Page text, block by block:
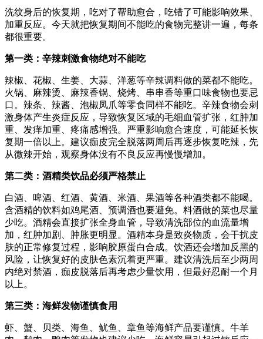
洗纹身后的恢复期，吃对了帮助愈合，吃错了可能影响效果、
加重反应。今天就把恢复期间不能吃的食物完整讲一遍，每条
都很重要。
第一类：辛辣刺激食物绝对不能吃
辣椒、花椒、生姜、大蒜、洋葱等辛辣调料做的菜都不能吃。
火锅、麻辣烫、麻辣香锅、烧烤、串串香等重口味食物也要忌
口。辣条、辣酱、泡椒凤爪等零食同样不能吃。辛辣食物会刺
激身体产生炎症反应，导致恢复区域的毛细血管扩张，红肿加
重、发痒加重、疼痛感增强。严重影响愈合速度，可能延长恢
复期一倍以上。建议痂皮完全脱落两周后再逐步恢复吃辣，先
从微辣开始，观察身体没有不良反应再慢慢增加。
第二类：酒精类饮品必须严格禁止
白酒、啤酒、红酒、黄酒、米酒、果酒等各种酒类都不能喝。
含酒精的饮料如鸡尾酒、预调酒也要避免。料酒做的菜也尽量
少吃。酒精会直接扩张全身血管，导致清洗部位的血流量增
加，红肿加剧、肿胀更明显。酒精本身是致炎物质，会干扰皮
肤的正常修复过程，影响胶原蛋白合成。饮酒还会增加反黑的
风险，让恢复好的皮肤色素沉着更严重。建议清洗后至少两周
内绝对禁酒，痂皮脱落后再考虑少量饮用，但最好忍耐一个月
以上。
第三类：海鲜发物谨慎食用
虾、蟹、贝类、海鱼、鱿鱼、章鱼等海鲜产品要谨慎。牛羊